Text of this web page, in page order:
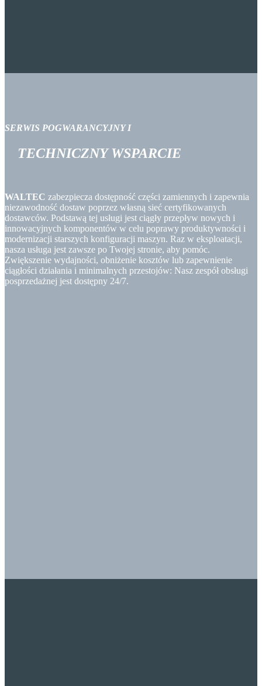
SERWIS POGWARANCYJNYI
TECHNICZNYWSPARCIE
WALTEC zabezpiecza dostępność części zamiennych i zapewnia
niezawodność dostaw poprzez własną sieć certyfikowanych
dostawców. Podstawą tej usługi jest ciągły przepływ nowych i
innowacyjnych komponentów w celu poprawy produktywności i
modernizacji starszych konfiguracji maszyn. Raz w eksploatacji,
nasza usługa jest zawsze po Twojej stronie, aby pomóc.
Zwiększenie wydajności, obniżenie kosztów lub zapewnienie
ciągłości działania i minimalnych przestojów: Nasz zespół obsługi
posprzedażnej jest dostępny 24/7.